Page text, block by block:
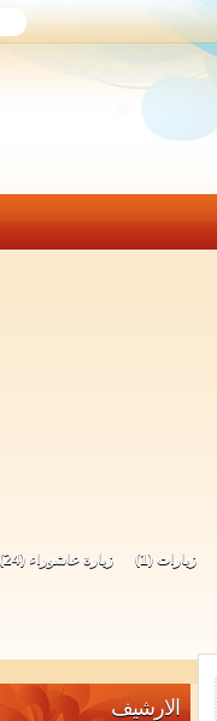
زيارات (1) زيارة عاشوراء (24)
الارشيف